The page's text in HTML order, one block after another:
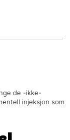
de -ikke-
injeksjon som